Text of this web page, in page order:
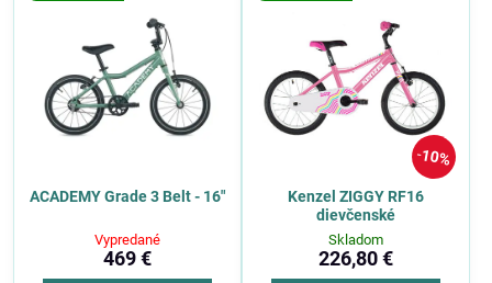
ACADEMY Grade 3 Belt - 16"
Vypredané
469 €
10%
Kenzel ZIGGY RF16
dievčenské
Skladom
226,80 €